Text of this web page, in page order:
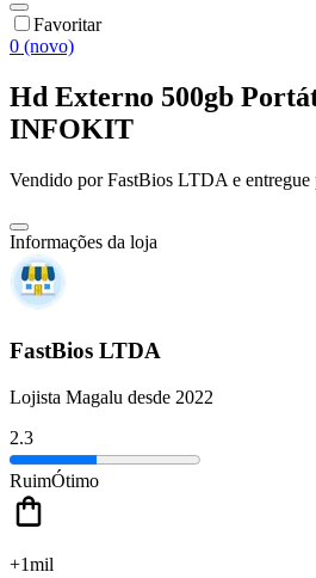
Favoritar
0 (novo)
Hd Externo 500gb
INFOKIT
Vendido porFastBios LTDA e entregue
Informações da loja
FastBios LTDA
Lojista Magalu desde 2022
2.3
RuimÓtimo
+1mil